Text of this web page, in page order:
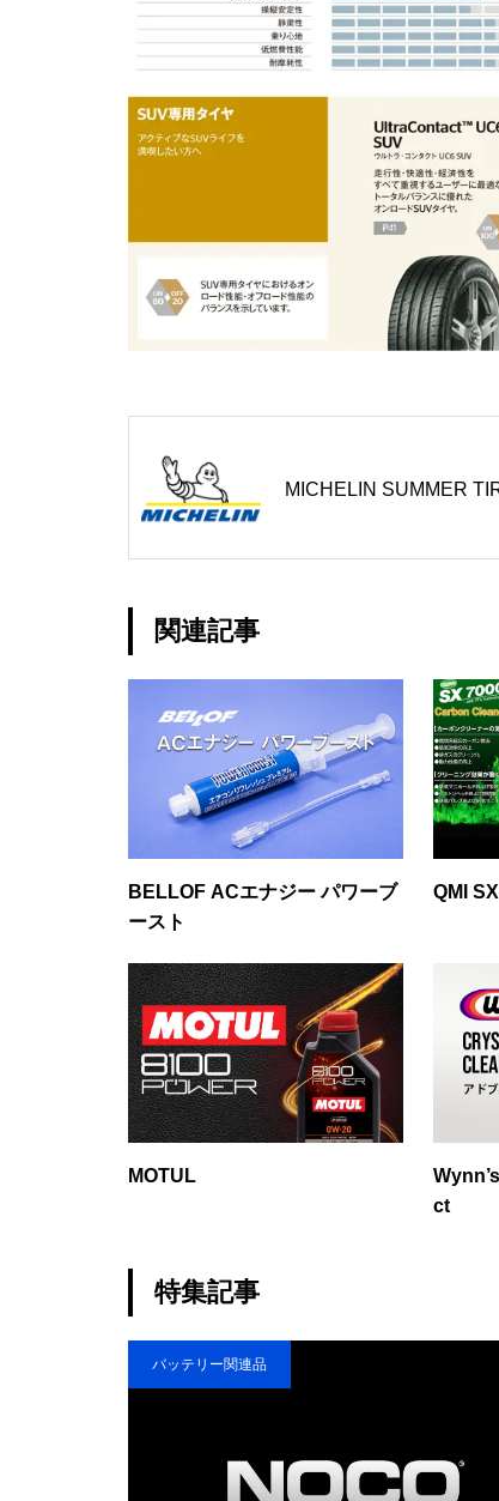
MICHELIN SUMMER
関連記事
BELLOF ACエナジー パワーブ
ースト
QMI
MOTUL
ct
特集記事
バッテリー関連品